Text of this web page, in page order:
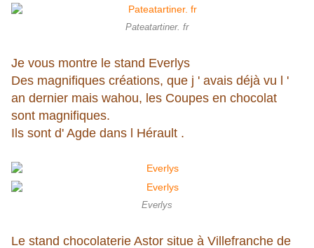
Pateatartiner. fr
Je vous montre le stand Everlys
Des magnifiques créations, que j ' avais déjà vu l '
an dernier mais wahou, les Coupes en chocolat
sont magnifiques.
Ils sont d' Agde dans l Hérault .
Everlys
Le stand chocolaterie Astor situe à Villefranche de